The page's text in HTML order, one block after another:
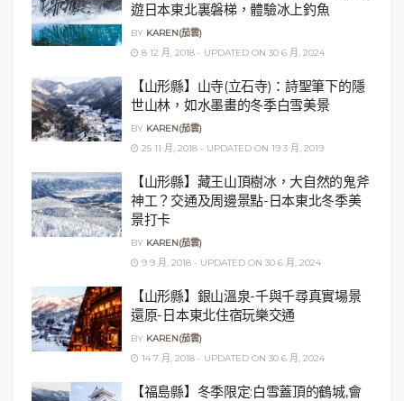
遊日本東北裏磐梯，體驗冰上釣魚
BY KAREN(茄雲)
8 12 月, 2018 - UPDATED ON 30 6 月, 2024
【山形縣】山寺(立石寺)：詩聖筆下的隱
世山林，如水墨畫的冬季白雪美景
BY KAREN(茄雲)
25 11 月, 2018 - UPDATED ON 19 3 月, 2019
【山形縣】藏王山頂樹冰，大自然的鬼斧
神工？交通及周邊景點-日本東北冬季美
景打卡
BY KAREN(茄雲)
9 9 月, 2018 - UPDATED ON 30 6 月, 2024
【山形縣】銀山溫泉-千與千尋真實場景
還原-日本東北住宿玩樂交通
BY KAREN(茄雲)
14 7 月, 2018 - UPDATED ON 30 6 月, 2024
【福島縣】冬季限定:白雪蓋頂的鶴城,會